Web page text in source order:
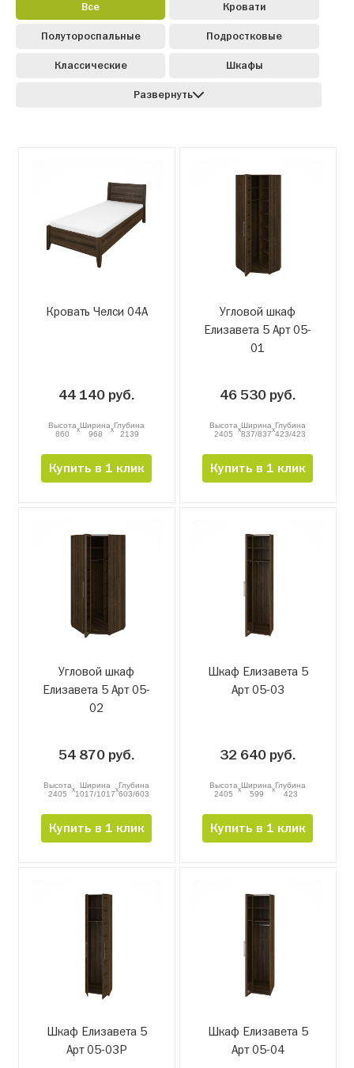
Все Кровати
Полутороспальные Подростковые
Классические Шкафы
Развернуть
Кровать Челси 04А
44 140 руб.
Высота
860
xШирина
968
xГлубина
2139
Купить в 1 клик
Угловой шкаф
Елизавета 5 Арт 05-
01
46 530 руб.
Высота
2405
xШирина
837/837xГлубина
423/423
Купить в 1 клик
Угловой шкаф
Елизавета 5 Арт 05-
02
54 870 руб.
Высота
2405
x
Ширина
1017/1017xГлубина
603/603
Купить в 1 клик
Шкаф Елизавета 5
Арт 05-03
32 640 руб.
Высота
2405
xШирина
599
xГлубина
423
Купить в 1 клик
Шкаф Елизавета 5
Арт 05-03Р
Шкаф Елизавета 5
Арт 05-04